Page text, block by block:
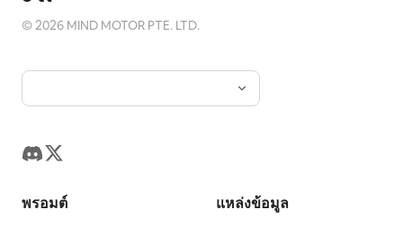
©2026 MIND MOTOR PTE. LTD.
พรอมต์ แหล่งข้อมูล